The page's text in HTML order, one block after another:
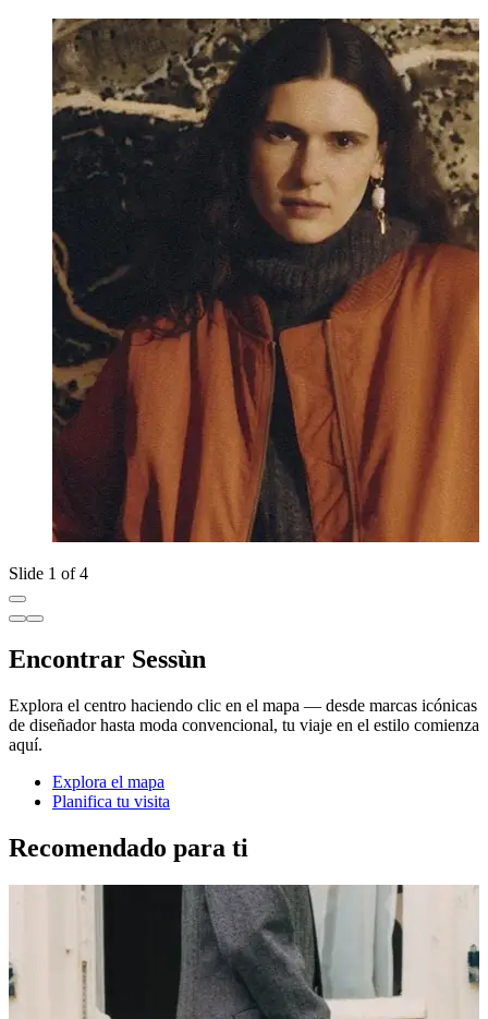
Slide 1 of 4
Encontrar Sessùn
Explora el centro haciendo clic en el mapa — desde marcas icónicas
de diseñador hasta moda convencional, tu viaje en el estilo comienza
aquí.
Explora el mapa
Planifica tu visita
Recomendado para ti